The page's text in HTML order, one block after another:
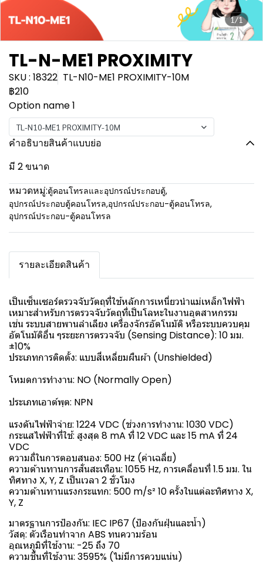
1/1
TL-N-ME1 PROXIMITY
SKU : 18322 TL-N10-ME1 PROXIMITY-10M
฿210
Option name 1
TL-N10-ME1 PROXIMITY-10M
คำอธิบายสินค้าแบบย่อ
มี 2 ขนาด
หมวดหมู่:ตู้คอนโทรลและอุปกรณ์ประกอบตู้,
อุปกรณ์ประกอบตู้คอนโทรล,อุปกรณ์ประกอบ-ตู้คอนโทรล,
อุปกรณ์ประกอบ-ตู้คอนโทรล
รายละเอียดสินค้า
เป็นเซ็นเซอร์ตรวจจับวัตถุที่ใช้หลักการเหนี่ยวนำแม่เหล็กไฟฟ้า
เหมาะสำหรับการตรวจจับวัตถุที่เป็นโลหะในงานอุตสาหกรรม
เช่น ระบบสายพานลำเลียง เครื่องจักรอัตโนมัติ หรือระบบควบคุม
อัตโนมัติอื่น ๆระยะการตรวจจับ (Sensing Distance): 10 มม.
±10%
ประเภทการติดตั้ง: แบบสี่เหลี่ยมผืนผ้า (Unshielded)
โหมดการทำงาน: NO (Normally Open)
ประเภทเอาต์พุต: NPN
แรงดันไฟฟ้าจ่าย: 1224 VDC (ช่วงการทำงาน: 1030 VDC)
กระแสไฟฟ้าที่ใช้: สูงสุด 8 mA ที่ 12 VDC และ 15 mA ที่ 24
VDC
ความถี่ในการตอบสนอง: 500 Hz (ค่าเฉลี่ย)
ความต้านทานการสั่นสะเทือน: 1055 Hz, การเคลื่อนที่ 1.5 มม. ใน
ทิศทาง X, Y, Z เป็นเวลา 2 ชั่วโมง
ความต้านทานแรงกระแทก: 500 m/s² 10 ครั้งในแต่ละทิศทาง X,
Y, Z
มาตรฐานการป้องกัน: IEC IP67 (ป้องกันฝุ่นและน้ำ)
วัสดุ: ตัวเรือนทำจาก ABS ทนความร้อน
อุณหภูมิที่ใช้งาน: -25 ถึง 70
ความชื้นที่ใช้งาน: 3595% (ไม่มีการควบแน่น)